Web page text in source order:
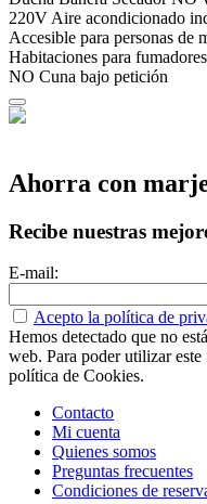
220V Aire acondicionado
Accesible para personas de
Habitaciones para fumadores
NO Cuna bajo petición
Ahorra con
Recibe nuestras
E-mail:
Acepto la política de
Hemos detectado que no
web. Para poder utilizar
política de Cookies.
Contacto
Mi cuenta
Quienes somos
Preguntas frecuentes
Condiciones de